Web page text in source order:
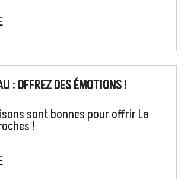
: OFFREZ DES ÉMOTIONS !
sont bonnes pour offrir La
!